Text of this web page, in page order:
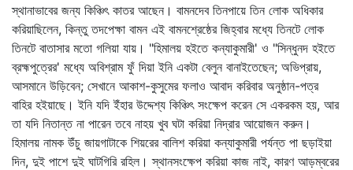
স্থানাভাবের জন্য কিঞ্চিৎ কাতর আছেন। বামনদেব তিনপায়ে তিন লোক অধিকার
করিয়াছিলেন, কিন্তু তদপেক্ষা বামন এই বামনশ্রেষ্ঠের জিহ্বার মধ্যে তিনটে লোক
তিনটে বাতাসার মতো গলিয়া যায়। "হিমালয় হইতে কন্যাকুমারী' ও "সিন্ধুনদ হইতে
ব্রহ্মপুত্রের' মধ্যে অবিশ্রাম ফুঁ দিয়া ইনি একটা বেলুন বানাইতেছেন; অভিপ্রায়,
আসমানে উড়িবেন; সেখানে আকাশ-কুসুমের ফলাও আবাদ করিবার অনুষ্ঠান-পত্র
বাহির হইয়াছে। ইনি যদি ইঁহার উদ্দেশ্য কিঞ্চিৎ সংক্ষেপ করেন সে একরকম হয়, আর
তা যদি নিতান্ত না পারেন তবে নাহয় খুব ঘটা করিয়া নিদ্রার আয়োজন করুন।
হিমালয় নামক উঁচু জায়গাটাকে শিয়রের বালিশ করিয়া কন্যাকুমারী পর্যন্ত পা ছড়াইয়া
দিন, দুই পাশে দুই ঘাটগিরি রহিল। স্থানসংক্ষেপ করিয়া কাজ নাই, কারণ আড়ম্বরের